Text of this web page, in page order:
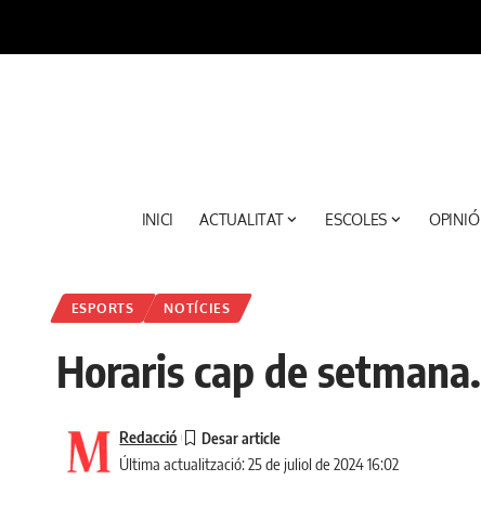
INICI ACTUALITAT ESCOLES OPINIÓ
ESPORTS NOTÍCIES
Horaris cap de setmana.
Última actualització: 25 de juliol de 2024 16:02
Redacció